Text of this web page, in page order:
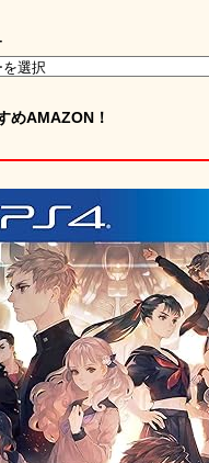
めAMAZON！